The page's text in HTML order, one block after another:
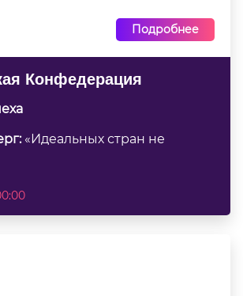
Подробнее
Конфедерация
«Идеальных стран не